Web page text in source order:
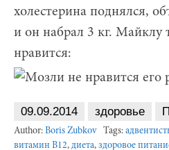
холестерина поднялся,
и он набрал 3 кг. Майклу
нравится:
09.09.2014 здоровье
Author: Boris Zubkov Tags:
витамин B12, диета, здоровое